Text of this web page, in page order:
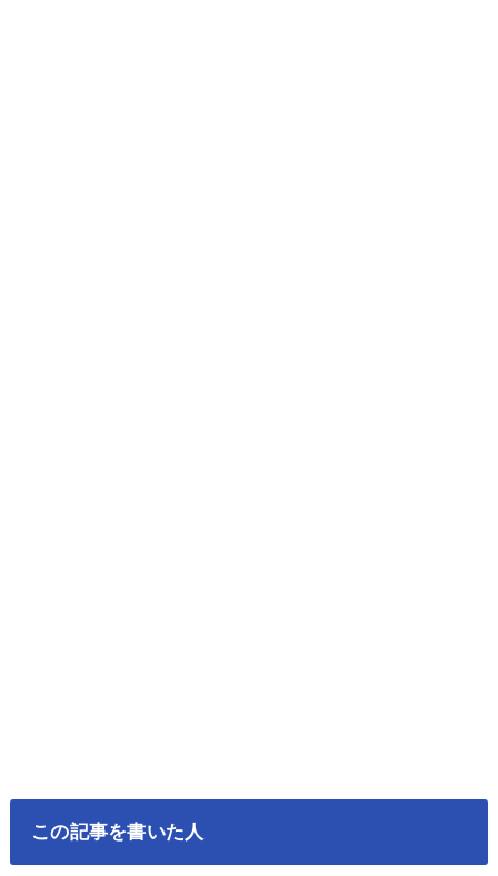
この記事を書いた人